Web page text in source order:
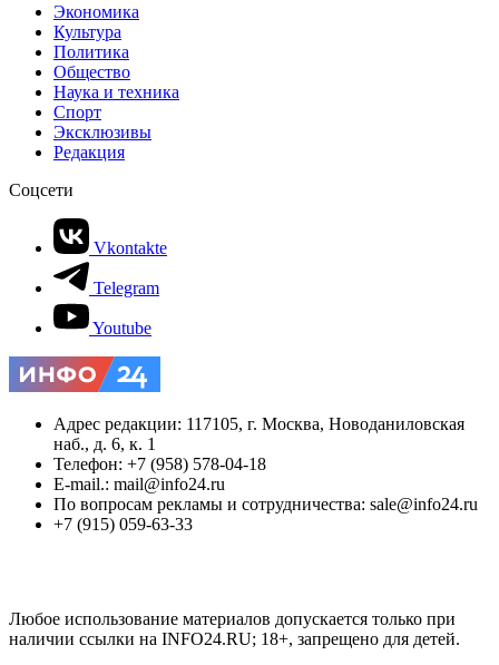
Экономика
Культура
Политика
Общество
Наука и техника
Спорт
Эксклюзивы
Редакция
Соцсети
Vkontakte
Telegram
Youtube
Адрес редакции: 117105, г. Москва, Новоданиловская
наб., д. 6, к. 1
Телефон: +7 (958) 578-04-18
E-mail.: mail@info24.ru
По вопросам рекламы и сотрудничества: sale@info24.ru
+7 (915) 059-63-33
Любое использование материалов допускается только при
наличии ссылки на INFO24.RU; 18+, запрещено для детей.